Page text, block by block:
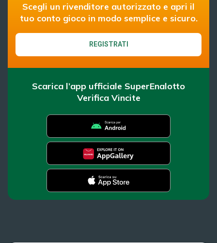
Scegli un rivenditore autorizzato e apri il
tuo conto gioco in modo semplice e sicuro.
REGISTRATI
Scarica l’app ufficiale SuperEnalotto
Verifica Vincite
SuperEnalotto